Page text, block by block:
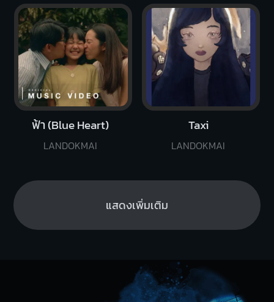
ฟ้า (Blue Heart)
LANDOKMAI
Taxi
LANDOKMAI
แสดงเพิ่มเติม